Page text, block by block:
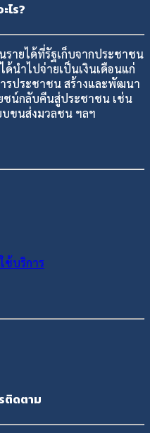
ไร?
รายได้ที่รัฐเก็บจากประชาชน
นำไปจ่ายเป็นเงินเดือนแก่
รประชาชน สร้างและพัฒนา
ชน์กลับคืนสู่ประชาชน เช่น
ขนส่งมวลชน ฯลฯ
ช้บริการ
ติดตาม